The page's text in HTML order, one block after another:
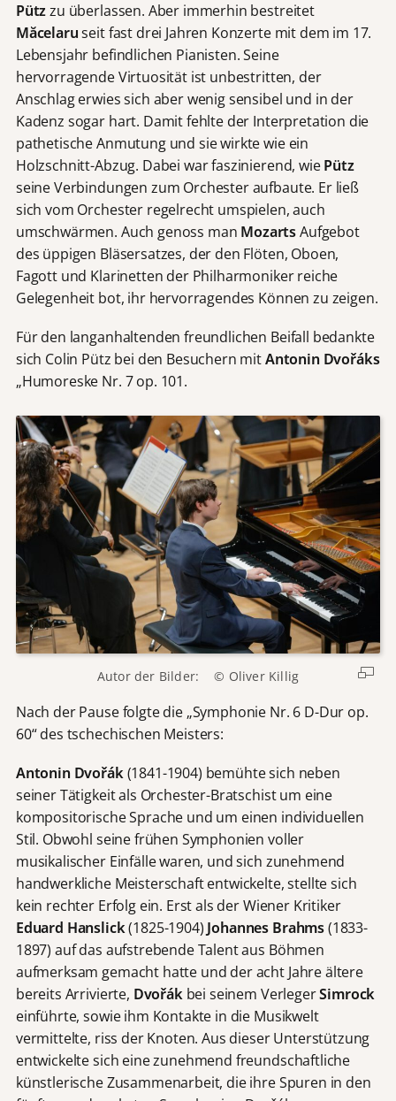
Pützzu überlassen. Aber immerhin bestreitet
Măcelaruseit fast drei Jahren Konzerte mit dem im 17.
Lebensjahr befindlichen Pianisten. Seine
hervorragende Virtuosität ist unbestritten, der
Anschlag erwies sich aber wenig sensibel und in der
Kadenz sogar hart. Damit fehlte der Interpretation die
pathetische Anmutung und sie wirkte wie ein
Holzschnitt-Abzug. Dabei war faszinierend, wiePütz
seine Verbindungen zum Orchester aufbaute. Er ließ
sich vom Orchester regelrecht umspielen, auch
umschwärmen. Auch genoss man MozartsAufgebot
des üppigen Bläsersatzes, der den Flöten, Oboen,
Fagott und Klarinetten der Philharmoniker reiche
Gelegenheit bot, ihr hervorragendes Können zu zeigen.
Für den langanhaltenden freundlichen Beifall bedankte
sich Colin Pütz bei den Besuchern mitAntonin Dvořáks
„Humoreske Nr. 7 op. 101.
Autor der Bilder: © Oliver Killig
Nach der Pause folgte die „Symphonie Nr. 6 D-Dur op.
60“ des tschechischen Meisters:
Antonin Dvořák(1841-1904) bemühte sich neben
seiner Tätigkeit als Orchester-Bratschist um eine
kompositorische Sprache und um einen individuellen
Stil. Obwohl seine frühen Symphonien voller
musikalischer Einfälle waren, und sich zunehmend
handwerkliche Meisterschaft entwickelte, stellte sich
kein rechter Erfolg ein. Erst als der Wiener Kritiker
Eduard Hanslick(1825-1904) Johannes Brahms(1833-
1897) auf das aufstrebende Talent aus Böhmen
aufmerksam gemacht hatte und der acht Jahre ältere
bereits Arrivierte, Dvořákbei seinem VerlegerSimrock
einführte, sowie ihm Kontakte in die Musikwelt
vermittelte, riss der Knoten. Aus dieser Unterstützung
entwickelte sich eine zunehmend freundschaftliche
künstlerische Zusammenarbeit, die ihre Spuren in den